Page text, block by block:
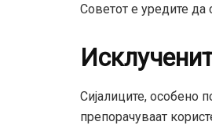
Советот е уредите да
Сијалиците, особено
препорачуваат